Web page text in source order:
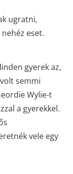
ugratni,
eset.
gyerek az,
semmi
Wylie-t
a gyerekkel.
vele egy